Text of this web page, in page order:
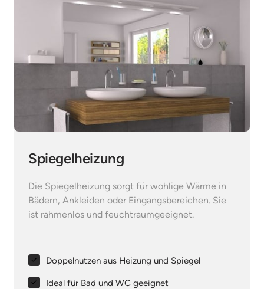
Spiegelheizung
Die Spiegelheizung sorgt für wohlige Wärme in
Bädern, Ankleiden oder Eingangsbereichen. Sie
ist rahmenlos und feuchtraumgeeignet.
Doppelnutzen aus Heizung und Spiegel
Ideal für Bad und WC geeignet